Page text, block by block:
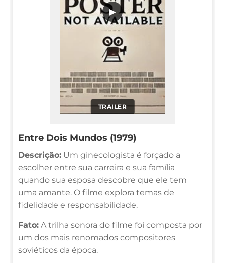
TRAILER
▶
Entre Dois Mundos (1979)
Descrição: Um ginecologista é forçado a
escolher entre sua carreira e sua família
quando sua esposa descobre que ele tem
uma amante. O filme explora temas de
fidelidade e responsabilidade.
Fato: A trilha sonora do filme foi composta por
um dos mais renomados compositores
soviéticos da época.